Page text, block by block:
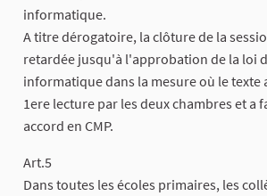
informatique.
A titre dérogatoire, la clôture de la
retardée jusqu'à l'approbation de la loi
informatique dans la mesure où le texte
1ere lecture par les deux chambres et a
accord en CMP.
Art.5
Dans toutes les écoles primaires, les